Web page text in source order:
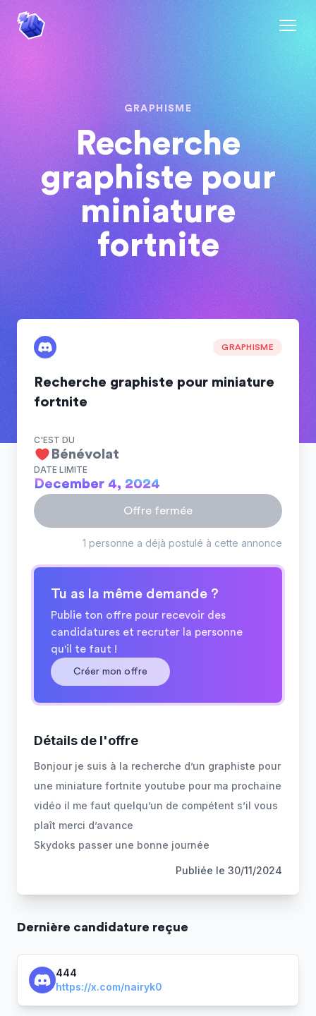
GRAPHISME
Recherche
graphiste pour
miniature
fortnite
GRAPHISME
Recherche graphiste pour miniature
fortnite
C'EST DU
Bénévolat
DATE LIMITE
December 4, 2024
Offre fermée
1 personne a déjà postulé à cette annonce
Tu as la même demande ?
Publie ton offre pour recevoir des
candidatures et recruter la personne
qu'il te faut !
Créer mon offre
Détails de l'offre
Bonjour je suis à la recherche d’un graphiste pour
une miniature fortnite youtube pour ma prochaine
vidéo il me faut quelqu’un de compétent s’il vous
plaît merci d’avance
Skydoks passer une bonne journée
Publiée le 30/11/2024
Dernière candidature reçue
444
https://x.com/nairyk0